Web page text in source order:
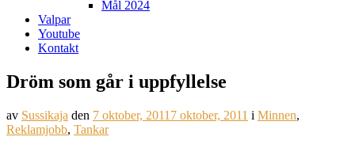
Mål 2024
Valpar
Youtube
Kontakt
Dröm som går i uppfyllelse
av Sussikaja den 7 oktober, 2011 7 oktober, 2011 i Minnen,
Reklamjobb, Tankar